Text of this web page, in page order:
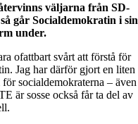
väljarna från SD-
går Socialdemokratin i sin
under.
ofattbart svårt att förstå för
Jag har därför gjort en liten
socialdemokraterna – även
är sosse också får ta del av